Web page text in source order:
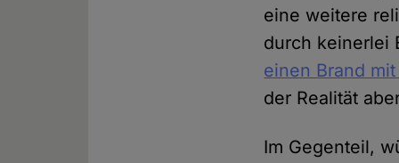
eine weitere
durch keinerlei
einen Brand
der Realität
Im Gegenteil,